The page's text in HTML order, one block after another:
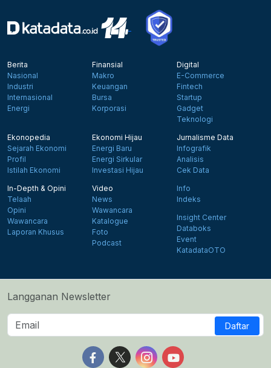
Berita
Nasional
Industri
Internasional
Energi
Finansial
Makro
Keuangan
Bursa
Korporasi
Digital
E-Commerce
Fintech
Startup
Gadget
Teknologi
Ekonopedia
Sejarah Ekonomi
Profil
Istilah Ekonomi
Ekonomi Hijau
Energi Baru
Energi Sirkular
Investasi Hijau
Jurnalisme Data
Infografik
Analisis
Cek Data
In-Depth & Opini
Telaah
Opini
Wawancara
Laporan Khusus
Video
News
Wawancara
Katalogue
Foto
Podcast
Info
Indeks
Insight Center
Databoks
Event
KatadataOTO
Langganan Newsletter
Daftar
Follow us on Facebook
Follow us on X
Follow us on Instagram
Follow us on